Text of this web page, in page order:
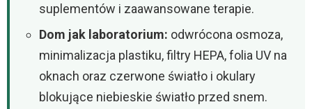
suplementów i zaawansowane terapie.
Dom jak laboratorium: odwrócona osmoza,
minimalizacja plastiku, filtry HEPA, folia UV na
oknach oraz czerwone światło i okulary
blokujące niebieskie światło przed snem.